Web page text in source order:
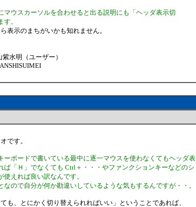
マウスカーソルを合わせると出る説明にも「ヘッダ表示切
。
表示のまちがいかも知れません。
ーザー）
です。
ーボードで書いている最中に逐一マウスを使わなくてもヘッダ表
ば「Ｈ」でなくても Ctrl＋・・・やファンクションキーなどのシ
えれば良い訳なんです。
なので自分が何か勘違いしているような気もするんですが・・。
も、とにかく切り替えられればいい」ということであれば、